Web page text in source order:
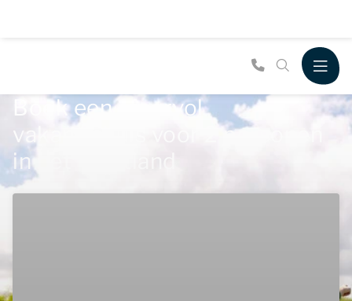
Boek een sfeervol
vakantiehuis voor 2 personen
in het Westland